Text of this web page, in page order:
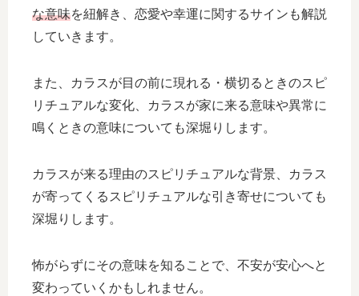
な意味を紐解き、恋愛や幸運に関するサインも解説
していきます。
また、カラスが目の前に現れる・横切るときのスピ
リチュアルな変化、カラスが家に来る意味や異常に
鳴くときの意味についても深堀りします。
カラスが来る理由のスピリチュアルな背景、カラス
が寄ってくるスピリチュアルな引き寄せについても
深堀りします。
怖がらずにその意味を知ることで、不安が安心へと
変わっていくかもしれません。